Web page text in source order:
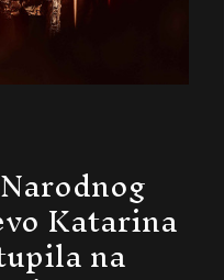
Katarina
na